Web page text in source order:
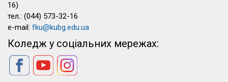
16)
тел.: (044) 573-32-16
e-mail: fku@kubg.edu.ua
Коледж у соціальних мережах: